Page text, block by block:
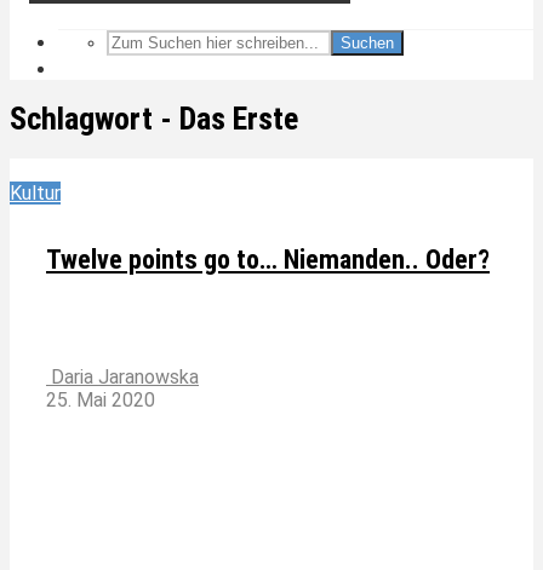
Suchen
Schlagwort - Das Erste
Kultur
Twelve points go to… Niemanden.. Oder?
Daria Jaranowska
25. Mai 2020